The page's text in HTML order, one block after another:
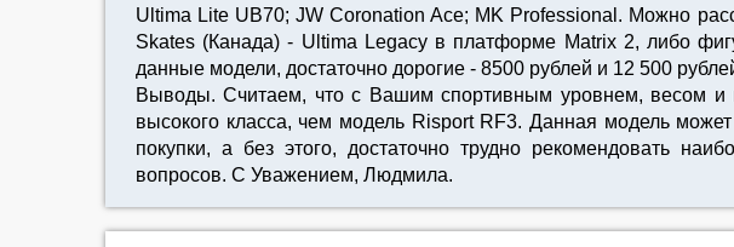
Ultima Lite UB70; JW Coronation Ace; MK Professional. Можно
Skates (Канада) - Ultima Legacy в платформе Matrix 2, либо
данные модели, достаточно дорогие - 8500 рублей и 12 500
Выводы. Считаем, что с Вашим спортивным уровнем, весом и
высокого класса, чем модель Risport RF3. Данная модель
покупки, а без этого, достаточно трудно рекомендовать
вопросов. С Уважением, Людмила.